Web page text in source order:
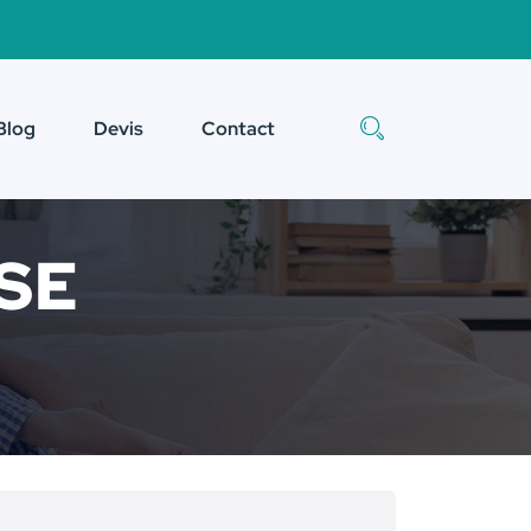
Devis Contact